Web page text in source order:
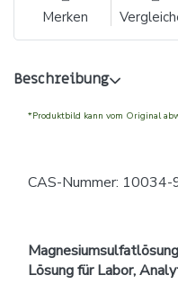
Merken
Beschreibung
*Produktbild kann vom Original
CAS-Nummer:
Lösung für Labor,